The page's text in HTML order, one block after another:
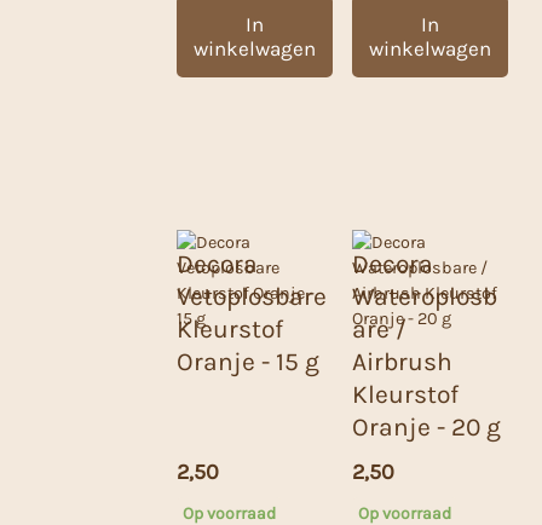
In
winkelwagen
In
winkelwagen
Decora
Vetoplosbare
Kleurstof
Oranje - 15 g
2,50
Op voorraad
Decora
Wateroplosb
are /
Airbrush
Kleurstof
Oranje - 20 g
2,50
Op voorraad